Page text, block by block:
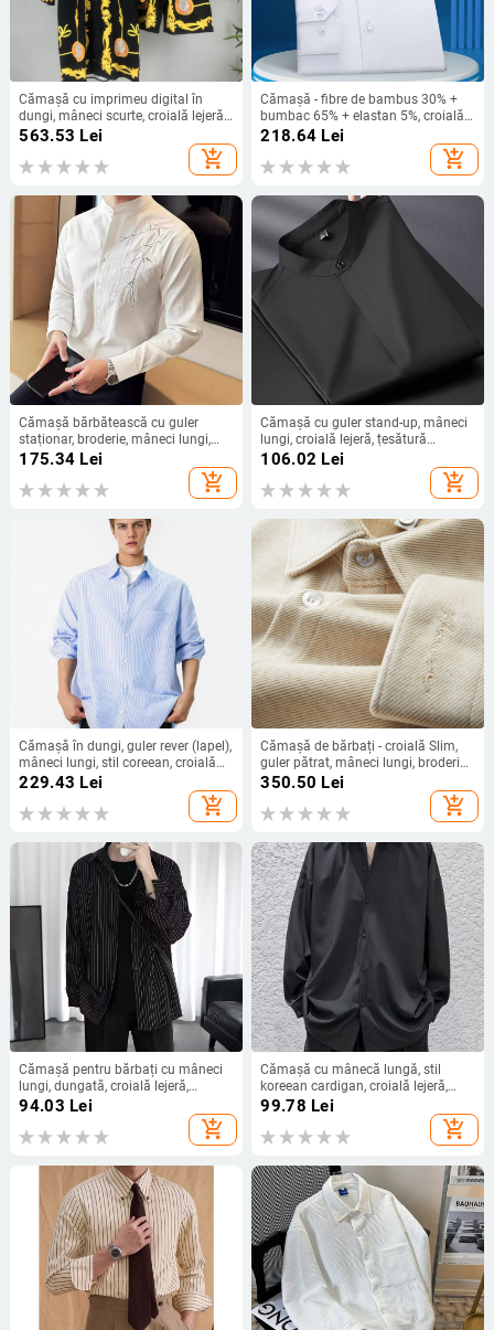
Cămașă cu imprimeu digital în
dungi, mâneci scurte, croială lejeră,
țesătură 80% poliester.
563.53 Lei
add_shopping_cart
Cămașă - fibre de bambus 30% +
bumbac 65% + elastan 5%, croială
slim, mânecă lungă, guler pătrat,
218.64 Lei
add_shopping_cart
Cămașă bărbătească cu guler
staționar, broderie, mâneci lungi,
primăvară-toamnă 2024
175.34 Lei
add_shopping_cart
Cămașă cu guler stand-up, mâneci
lungi, croială lejeră, țesătură
poliester 96%+
106.02 Lei
add_shopping_cart
Cămașă în dungi, guler rever (lapel),
mâneci lungi, stil coreean, croială
lejeră, țesătură respirabilă din
poliester-viscose (78.6% poliester,
21.4% viscose)
229.43 Lei
add_shopping_cart
Cămașă de bărbați - croială Slim,
guler pătrat, mâneci lungi, broderie,
poliester 81-90%
350.50 Lei
add_shopping_cart
Cămașă pentru bărbați cu mâneci
lungi, dungată, croială lejeră,
material din amestec poliester
94.03 Lei
add_shopping_cart
Cămașă cu mânecă lungă, stil
koreean cardigan, croială lejeră,
material principal poliester 81–90%,
99.78 Lei
add_shopping_cart